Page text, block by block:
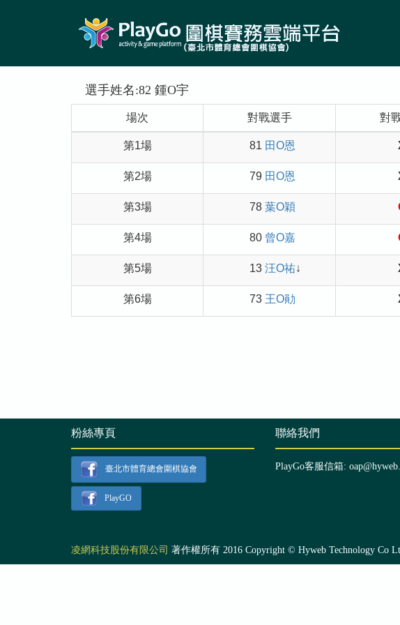
選手姓名:82 鍾O宇
場次 對戰選手 對
第1場 81 田O恩
第2場 79 田O恩
第3場 78 葉O穎
第4場 80 曾O嘉
第5場 13 汪O祐↓
第6場 73 王O勛
粉絲專頁
臺北市體育總會圍棋協會
PlayGO
聯絡我們
PlayGo客服信箱:
凌網科技股份有限公司 著作權所有 2016 Copyright © Hyweb Technology Co